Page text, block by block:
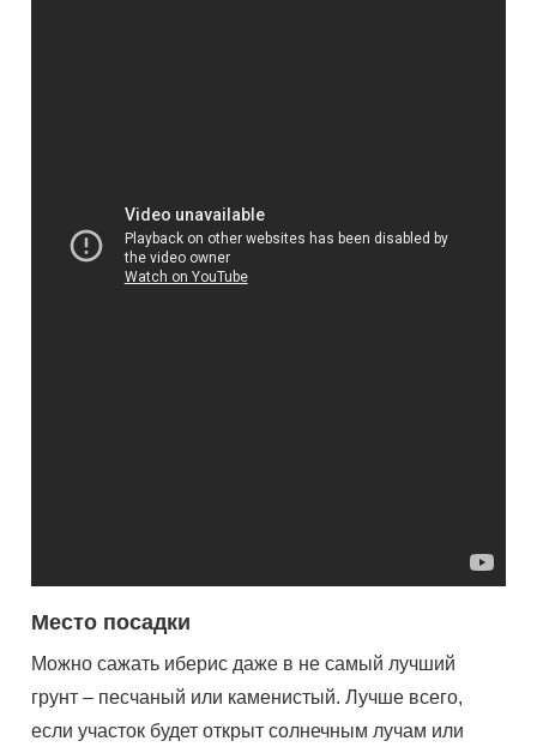
Место посадки
Можно сажать иберис даже в не самый лучший
грунт – песчаный или каменистый. Лучше всего,
если участок будет открыт солнечным лучам или